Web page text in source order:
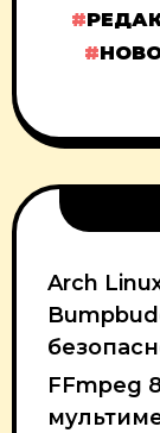
Arch
FFmpeg